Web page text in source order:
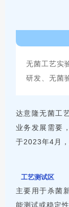
无菌工艺实
研发、无菌
达意隆无菌工
业务发展需要
于2023年4月
工艺测试区
主要用于杀菌
能测试或稳定性